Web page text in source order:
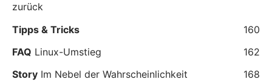
zurück
Tipps & Tricks
160
FAQ Linux-Umstieg
162
Story Im Nebel der Wahrscheinlichkeit
168